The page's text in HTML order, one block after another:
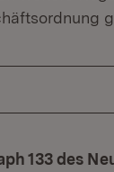
133 des